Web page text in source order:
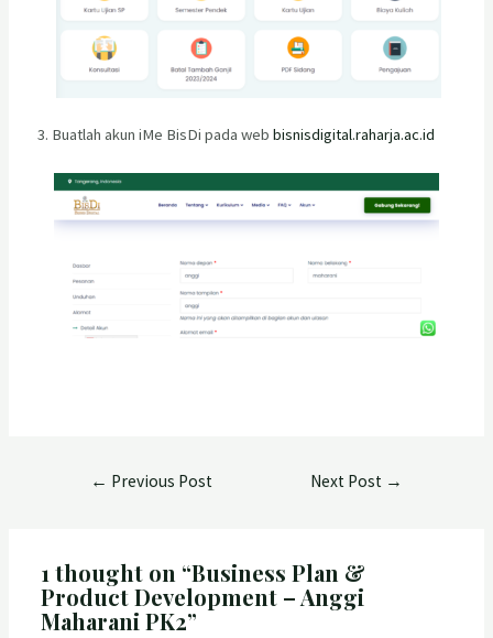
3. Buatlah akun iMe BisDi pada webbisnisdigital.raharja.ac.id
← Previous Post Next Post →
1 thought on “Business Plan &
Product Development – Anggi
Maharani PK2”